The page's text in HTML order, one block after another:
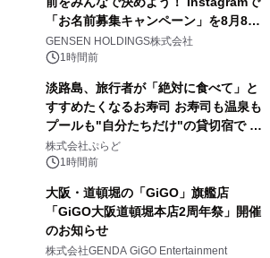
「お名前募集キャンペーン」を8月8日
(土)より開催
GENSEN HOLDINGS株式会社
1時間前
淡路島、旅行者が「絶対に食べて」と
すすめたくなるお寿司 お寿司も温泉も
プールも"自分たちだけ"の貸切宿で 1
日1組限定「岩屋温泉 絵島別庭 海と
森」の握り寿司プラン
株式会社ぷらど
1時間前
大阪・道頓堀の「GiGO」旗艦店
「GiGO大阪道頓堀本店2周年祭」開催
のお知らせ
株式会社GENDA GiGO Entertainment